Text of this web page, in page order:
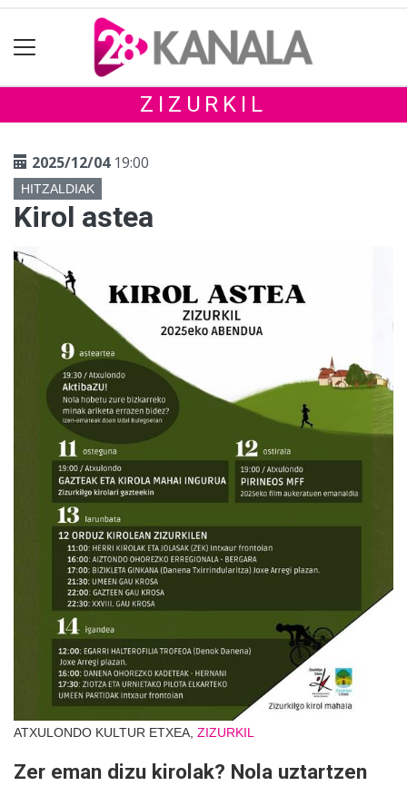
ZIZURKIL
2025/12/0419:00
HITZALDIAK
Kirol astea
ATXULONDO KULTUR ETXEA, ZIZURKIL
Zer eman dizu kirolak? Nola uztartzen